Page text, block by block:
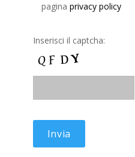
pagina privacy policy
Inserisci il captcha: